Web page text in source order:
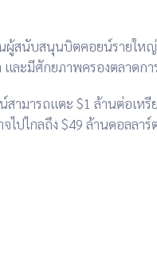
ผู้สนับสนุนบิตคอยน์รายใหญ่
และมีศักยภาพครองตลาดกา
สามารถแตะ $1 ล้านต่อเห
ไปไกลถึง $49 ล้านดอลลาร์